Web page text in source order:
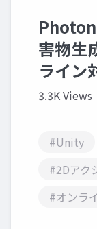
害物生
ライン
3.3K Views
#Unity
#2Dアク
#オンラ